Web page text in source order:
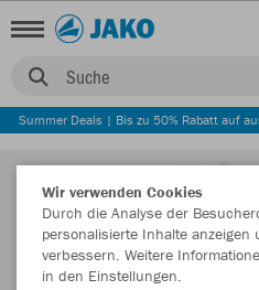
Suche
Summer Deals | Bis zu 50% Rabatt auf
Wir verwenden Cookies
Durch die Analyse der
personalisierte Inhalte anzeigen
verbessern. Weitere
in den Einstellungen.